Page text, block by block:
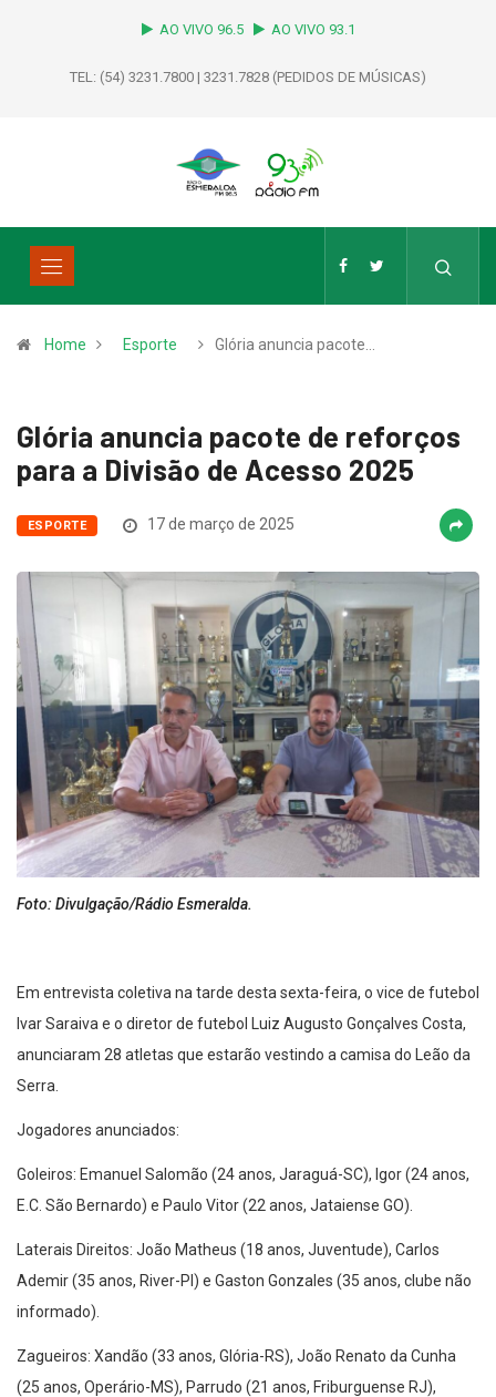
AO VIVO 96.5 AO VIVO 93.1
TEL: (54) 3231.7800 | 3231.7828 (PEDIDOS DE MÚSICAS)
Home Esporte Glória anuncia pacote…
Glória anuncia pacote de reforços
para a Divisão de Acesso 2025
ESPORTE 17 de março de 2025
Foto: Divulgação/Rádio Esmeralda.
Em entrevista coletiva na tarde desta sexta-feira, o vice de futebol
Ivar Saraiva e o diretor de futebol Luiz Augusto Gonçalves Costa,
anunciaram 28 atletas que estarão vestindo a camisa do Leão da
Serra.
Jogadores anunciados:
Goleiros: Emanuel Salomão (24 anos, Jaraguá-SC), Igor (24 anos,
E.C. São Bernardo) e Paulo Vitor (22 anos, Jataiense GO).
Laterais Direitos: João Matheus (18 anos, Juventude), Carlos
Ademir (35 anos, River-PI) e Gaston Gonzales (35 anos, clube não
informado).
Zagueiros: Xandão (33 anos, Glória-RS), João Renato da Cunha
(25 anos, Operário-MS), Parrudo (21 anos, Friburguense RJ),